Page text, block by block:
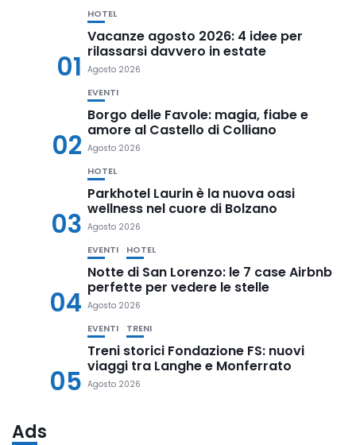
01
HOTEL
Vacanze agosto 2026: 4 idee per
rilassarsi davvero in estate
Agosto 2026
02
EVENTI
Borgo delle Favole: magia, fiabe e
amore al Castello di Colliano
Agosto 2026
03
HOTEL
Parkhotel Laurin è la nuova oasi
wellness nel cuore di Bolzano
Agosto 2026
04
EVENTI HOTEL
Notte di San Lorenzo: le 7 case Airbnb
perfette per vedere le stelle
Agosto 2026
05
EVENTI TRENI
Treni storici Fondazione FS: nuovi
viaggi tra Langhe e Monferrato
Agosto 2026
Ads